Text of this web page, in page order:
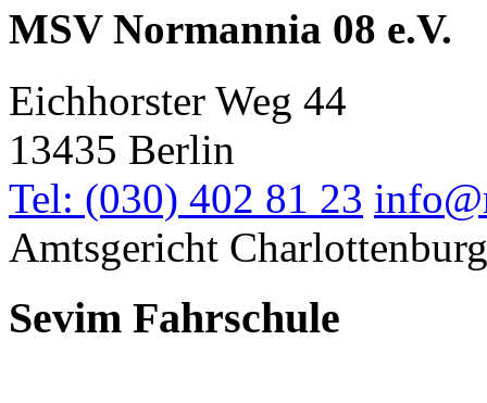
MSV Normannia 08 e.V.
Eichhorster Weg 44
13435 Berlin
Tel: (030) 402 81 23
Amtsgericht Charlottenburg
Sevim Fahrschule